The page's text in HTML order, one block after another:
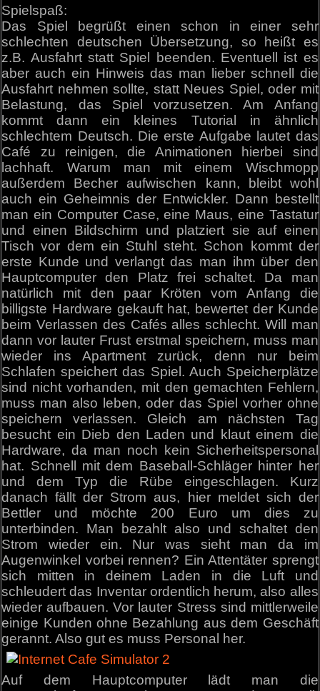
Spielspaß:
Das Spiel begrüßt einen schon in einer sehr
schlechten deutschen Übersetzung, so heißt es
z.B. Ausfahrt statt Spiel beenden. Eventuell ist es
aber auch ein Hinweis das man lieber schnell die
Ausfahrt nehmen sollte, statt Neues Spiel, oder mit
Belastung, das Spiel vorzusetzen. Am Anfang
kommt dann ein kleines Tutorial in ähnlich
schlechtem Deutsch. Die erste Aufgabe lautet das
Café zu reinigen, die Animationen hierbei sind
lachhaft. Warum man mit einem Wischmopp
außerdem Becher aufwischen kann, bleibt wohl
auch ein Geheimnis der Entwickler. Dann bestellt
man ein Computer Case, eine Maus, eine Tastatur
und einen Bildschirm und platziert sie auf einen
Tisch vor dem ein Stuhl steht. Schon kommt der
erste Kunde und verlangt das man ihm über den
Hauptcomputer den Platz frei schaltet. Da man
natürlich mit den paar Kröten vom Anfang die
billigste Hardware gekauft hat, bewertet der Kunde
beim Verlassen des Cafés alles schlecht. Will man
dann vor lauter Frust erstmal speichern, muss man
wieder ins Apartment zurück, denn nur beim
Schlafen speichert das Spiel. Auch Speicherplätze
sind nicht vorhanden, mit den gemachten Fehlern,
muss man also leben, oder das Spiel vorher ohne
speichern verlassen. Gleich am nächsten Tag
besucht ein Dieb den Laden und klaut einem die
Hardware, da man noch kein Sicherheitspersonal
hat. Schnell mit dem Baseball-Schläger hinter her
und dem Typ die Rübe eingeschlagen. Kurz
danach fällt der Strom aus, hier meldet sich der
Bettler und möchte 200 Euro um dies zu
unterbinden. Man bezahlt also und schaltet den
Strom wieder ein. Nur was sieht man da im
Augenwinkel vorbei rennen? Ein Attentäter sprengt
sich mitten in deinem Laden in die Luft und
schleudert das Inventar ordentlich herum, also alles
wieder aufbauen. Vor lauter Stress sind mittlerweile
einige Kunden ohne Bezahlung aus dem Geschäft
gerannt. Also gut es muss Personal her.
Auf dem Hauptcomputer lädt man die